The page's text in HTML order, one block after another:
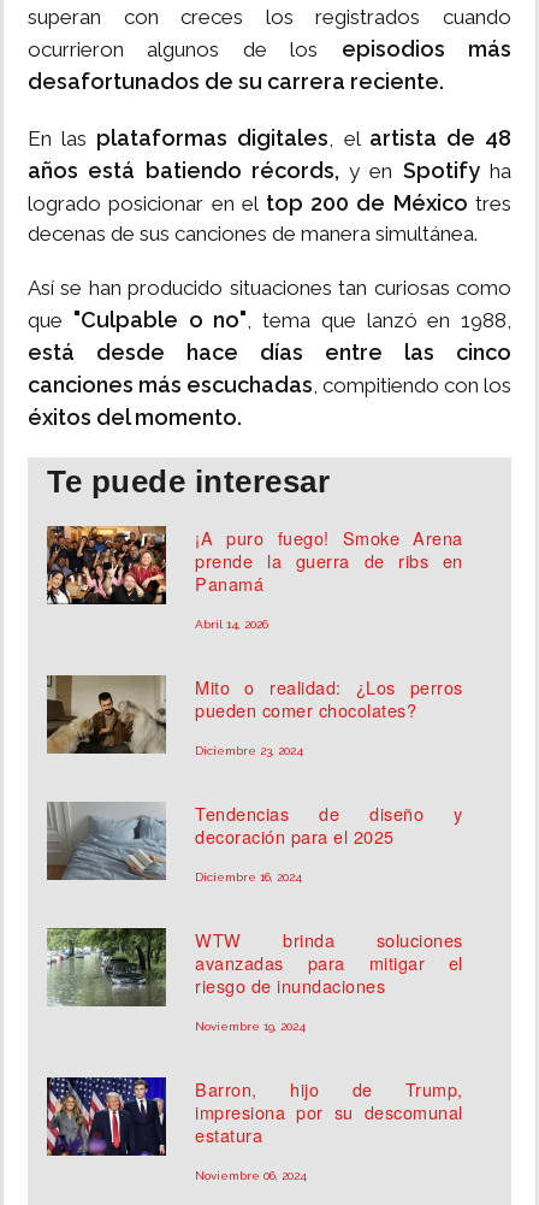
superan con creces los registrados cuando
ocurrieron algunos de los episodios más
desafortunados de su carrera reciente.
En las plataformas digitales, el artista de 48
años está batiendo récords, y en Spotifyha
logrado posicionar en el top 200 de México tres
decenas de sus canciones de manera simultánea.
Así se han producido situaciones tan curiosas como
que "Culpable o no", tema que lanzó en 1988,
está desde hace días entre las cinco
canciones más escuchadas, compitiendo con los
éxitos del momento.
Te puede interesar
¡A puro fuego! Smoke Arena
prende la guerra de ribs en
Panamá
Abril 14, 2026
Mito o realidad: ¿Los perros
pueden comer chocolates?
Diciembre 23, 2024
Tendencias de diseño y
decoración para el 2025
Diciembre 16, 2024
WTW brinda soluciones
avanzadas para mitigar el
riesgo de inundaciones
Noviembre 19, 2024
Barron, hijo de Trump,
impresiona por su descomunal
estatura
Noviembre 06, 2024